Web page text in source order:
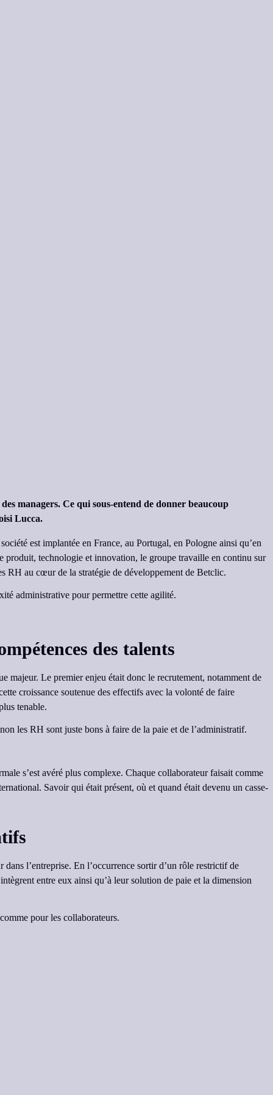
managers. Ce qui sous-entend de donner beaucoup
Lucca.
est implantée en France, au Portugal, en Pologne ainsi qu’en
produit, technologie et innovation, le groupe travaille en continu sur
RH au cœur de la stratégie de développement de Betclic.
administrative pour permettre cette agilité.
des talents
majeur. Le premier enjeu était donc le recrutement, notamment de
croissance soutenue des effectifs avec la volonté de faire
tenable.
les RH sont juste bons à faire de la paie et de l’administratif.
s’est avéré plus complexe. Chaque collaborateur faisait comme
Savoir qui était présent, où et quand était devenu un casse-
l’entreprise. En l’occurrence sortir d’un rôle restrictif de
entre eux ainsi qu’à leur solution de paie et la dimension
pour les collaborateurs.